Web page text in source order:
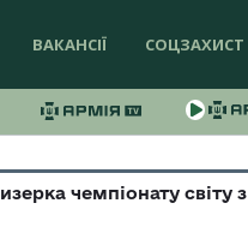
ВАКАНСІЇ СОЦЗАХИСТ
чемпіонату світу з